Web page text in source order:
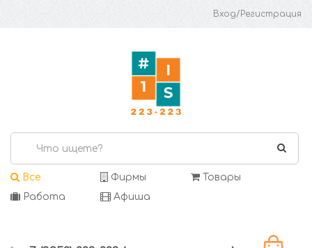
Вход/Регистрация
Все Фирмы
Товары
Работа
Афиша